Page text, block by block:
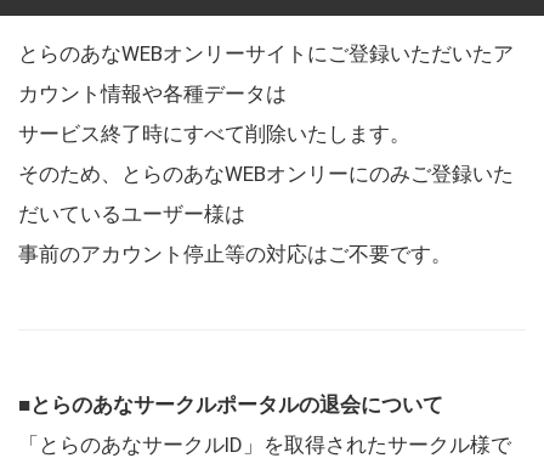
とらのあなWEBオンリーサイトにご登録いただいたア
カウント情報や各種データは
サービス終了時にすべて削除いたします。
そのため、とらのあなWEBオンリーにのみご登録いた
だいているユーザー様は
事前のアカウント停止等の対応はご不要です。
■とらのあなサークルポータルの退会について
「とらのあなサークルID」を取得されたサークル様で